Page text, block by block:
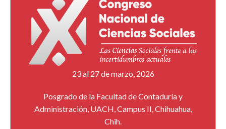
23 al 27 de marzo, 2026
Posgrado de la Facultad de Contaduría y
Administración, UACH, Campus II, Chihuahua,
Chih.